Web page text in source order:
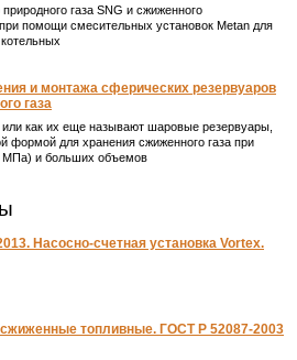
газа SNG и сжиженного
помощи смесительных установок Metan для
и монтажа сферических резервуаров
газа
как их еще называют шаровые резервуары,
формой для хранения сжиженного газа при
МПа) и больших объемов
Насосно-счетная установка Vortex.
топливные. ГОСТ Р 52087-2003